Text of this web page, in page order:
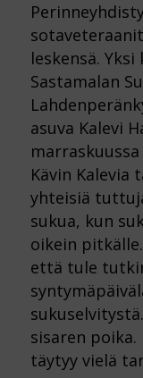
leskensä.
Sastamalan
asuva Kalevi
Kävin Kalevia
yhteisiä
sukua, kun
oikein
että tule
sisaren
täytyy vielä